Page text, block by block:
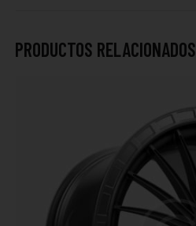
PRODUCTOS RELACIONADOS